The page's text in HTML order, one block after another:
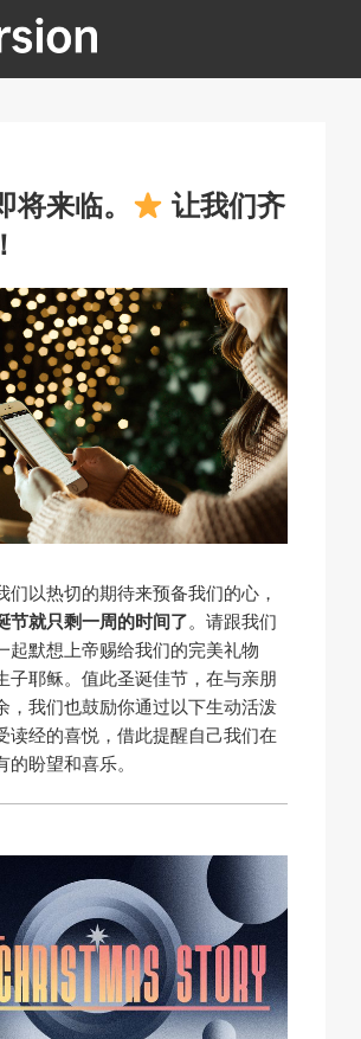
来临。
让我们齐
们以热切的期待来预备我们的心，
节就只剩一周的时间了。请跟我们
起默想上帝赐给我们的完美礼物
耶稣。值此圣诞佳节，在与亲朋
，我们也鼓励你通过以下生动活泼
读经的喜悦，借此提醒自己我们在
盼望和喜乐。